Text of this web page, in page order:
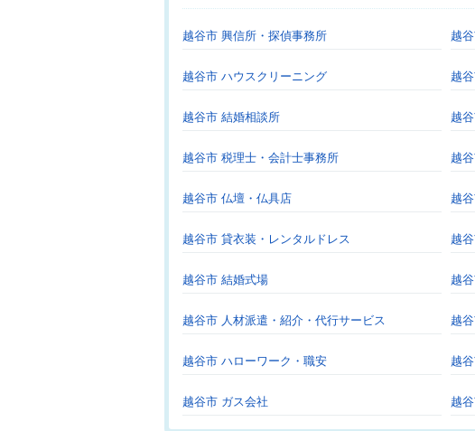
越谷市 興信所・探偵事務所 越
越谷市 ハウスクリーニング 越
越谷市 結婚相談所 越
越谷市 税理士・会計士事務所 越
越谷市 仏壇・仏具店 越
越谷市 貸衣装・レンタルドレス 越
越谷市 結婚式場 越
越谷市 人材派遣・紹介・代行サービス 越
越谷市 ハローワーク・職安 越
越谷市 ガス会社 越